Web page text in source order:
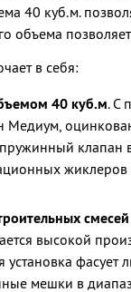
40 куб.м.
объема
в себя:
40 куб.м. С
Медиум,
клапан
высокой
мешки в